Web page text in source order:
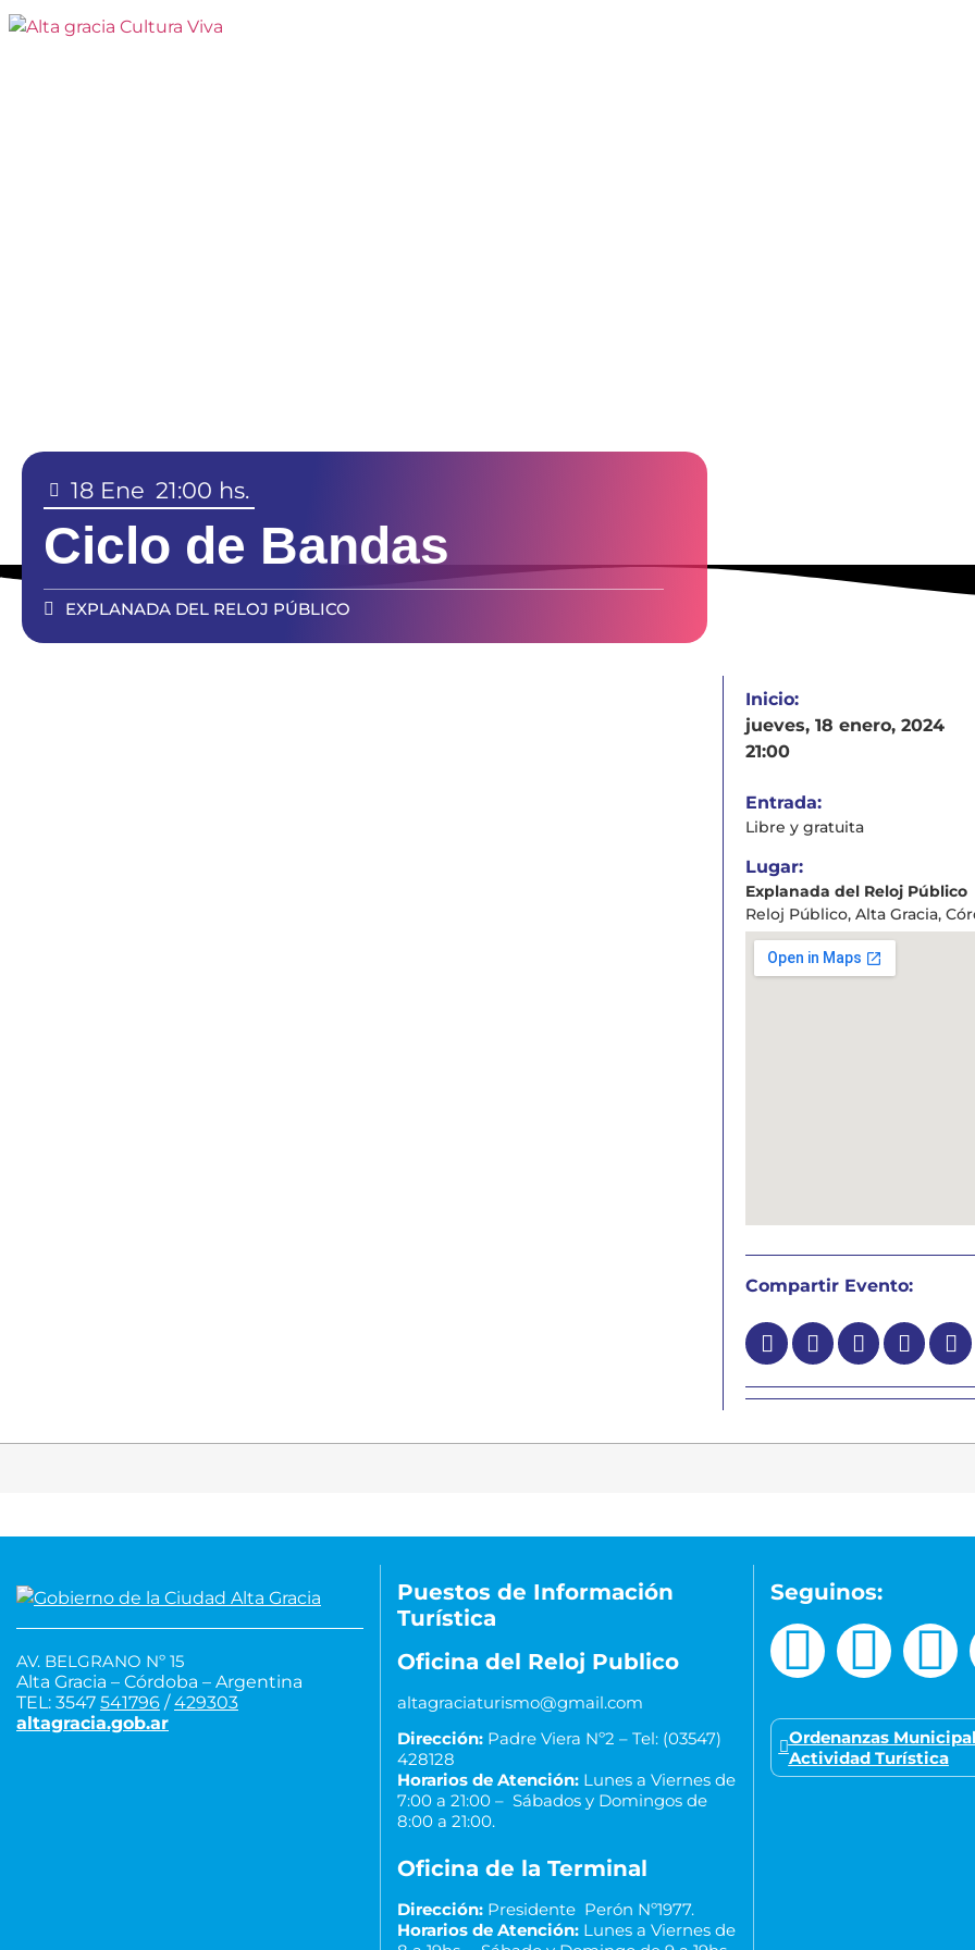
18 Ene 21:00 hs.
Ciclo de Bandas
EXPLANADA DEL RELOJ PÚBLICO
Inicio:
jueves, 18 enero, 2024
21:00
Entrada:
Libre y gratuita
Lugar:
Explanada del Reloj Público
Reloj Público, Alta Gracia,
Compartir Evento:
AV. BELGRANO Nº 15
Alta Gracia – Córdoba – Argentina
TEL: 3547 541796 /429303
altagracia.gob.ar
Puestos de Información
Turística
Oficina del Reloj Publico
altagraciaturismo@gmail.com
Dirección:Padre Viera Nº2 – Tel: (03547)
428128
Horarios de Atención:Lunes a Viernes de
7:00 a 21:00 – Sábados y Domingos de
8:00 a 21:00.
Oficina de la Terminal
Dirección:Presidente Perón Nº1977.
Horarios de Atención:Lunes a Viernes de
Seguinos:
Ordenanzas
Actividad Turística